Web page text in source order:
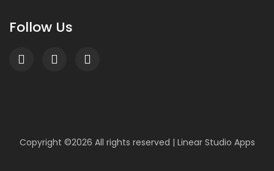
Follow Us
Copyright ©2026 All rights reserved | Linear Studio Apps